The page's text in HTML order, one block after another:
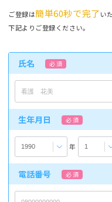
ご登録は簡単60秒で完了い
下記よりご登録ください。
氏名 必 須
生年月日 必 須
年
電話番号 必 須